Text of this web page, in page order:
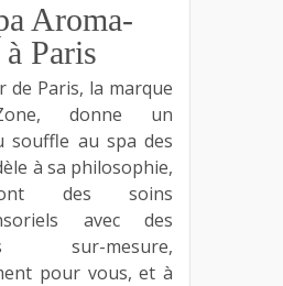
Aroma-
Paris
de Paris, la marque
Zone, donne un
souffle au spa des
à sa philosophie,
des soins
avec des
sur-mesure,
pour vous, et à